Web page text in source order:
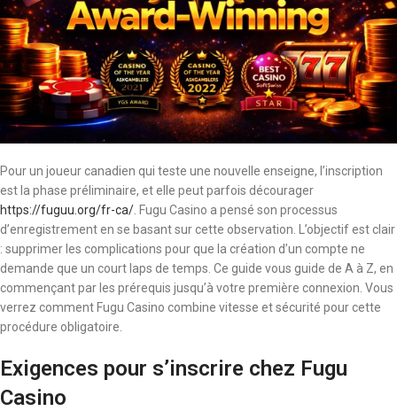
Pour un joueur canadien qui teste une nouvelle enseigne, l’inscription
est la phase préliminaire, et elle peut parfois décourager
https://fuguu.org/fr-ca/ . Fugu Casino a pensé son processus
d’enregistrement en se basant sur cette observation. L’objectif est clair
: supprimer les complications pour que la création d’un compte ne
demande que un court laps de temps. Ce guide vous guide de A à Z, en
commençant par les prérequis jusqu’à votre première connexion. Vous
verrez comment Fugu Casino combine vitesse et sécurité pour cette
procédure obligatoire.
Exigences pour s’inscrire chez Fugu
Casino